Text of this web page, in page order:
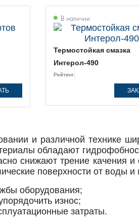
В наличии
Термостойкая смазка
Интерол-490
Рейтинг:
и различной технике
обладают
снижают трение качения
поверхности от воды и
оборудования;
износ;
затраты.